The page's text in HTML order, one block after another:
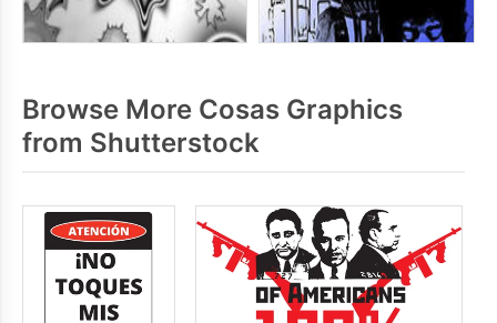
Browse More Cosas Graphics
from Shutterstock